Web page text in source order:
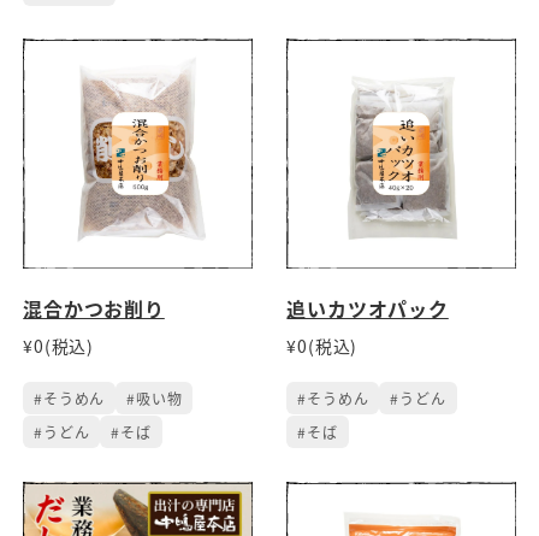
混合かつお削り
¥0(税込)
#そうめん
#吸い物
#うどん
#そば
追いカツオパック
¥0(税込)
#そうめん
#うどん
#そば